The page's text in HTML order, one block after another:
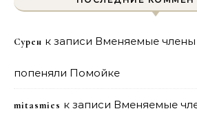
Сурен к записи Вменяемые члены
попеняли Помойке
mitasmies к записи Вменяемые